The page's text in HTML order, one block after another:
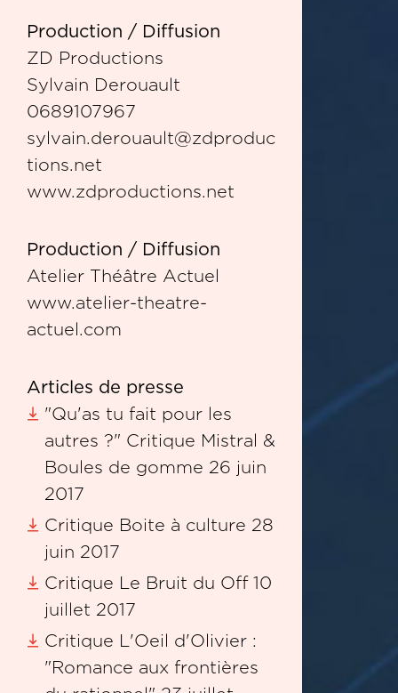
Production / Diffusion
ZD Productions
Sylvain Derouault
0689107967
sylvain.derouault@zdproduc
tions.net
www.zdproductions.net
Production / Diffusion
Atelier Théâtre Actuel
www.atelier-theatre-
actuel.com
Articles de presse
"Qu'as tu fait pour les
autres ?" Critique Mistral &
Boules de gomme 26 juin
2017
Critique Boite à culture 28
juin 2017
Critique Le Bruit du Off 10
juillet 2017
Critique L'Oeil d'Olivier :
"Romance aux frontières